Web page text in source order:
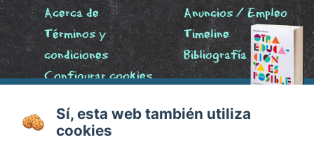
Acerca de
Términos y
condiciones
Configurar cookies
Anuncios / Empleo
Timeline
Bibliografía
Sí, esta web también utiliza
cookies